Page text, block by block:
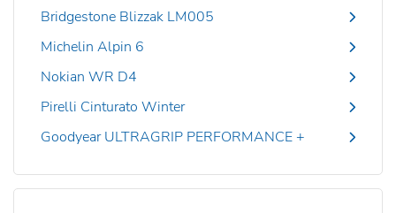
Bridgestone Blizzak LM005
Michelin Alpin 6
Nokian WR D4
Pirelli Cinturato Winter
Goodyear ULTRAGRIP PERFORMANCE +